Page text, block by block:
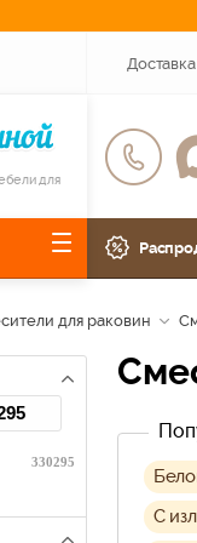
Доставка
для
для раковин
330295
С